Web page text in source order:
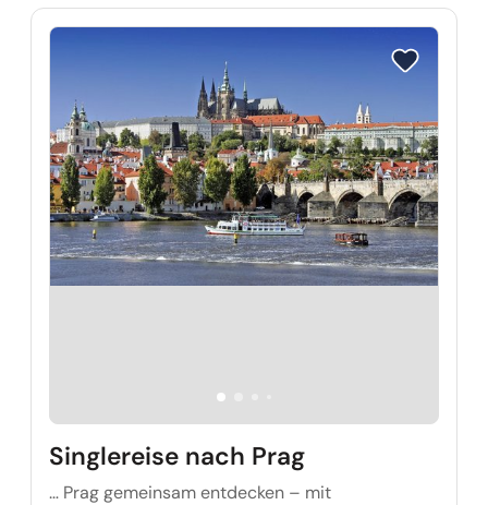
Reise auf
Singlereise nach Prag
… Prag gemeinsam entdecken – mit